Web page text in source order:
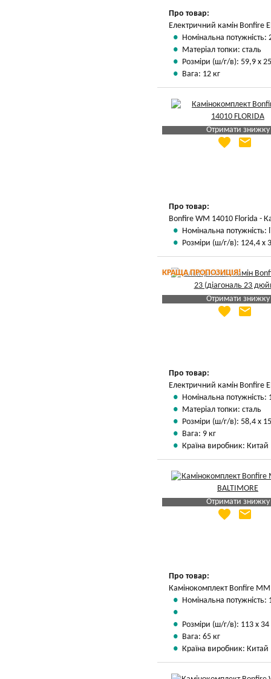
Про товар:
Електричний камін Bonfire
Номінальна потужність:
Матеріал топки: сталь
Розміри (ш/г/в): 59,9 х
Вага: 12 кг
Отримати знижку
Яка Ваша ціна
favorite email
Про товар:
Bonfire WM 14010 Florida -
Номінальна потужність:
Розміри (ш/г/в): 124,4 х
КРАЩА ПРОПОЗИЦІЯ!
Отримати знижку
Яка Ваша ціна
favorite email
Про товар:
Електричний камін Bonfire
Номінальна потужність:
Матеріал топки: сталь
Розміри (ш/г/в): 58,4 х
Вага: 9 кг
Країна виробник: Китай
Отримати знижку
Яка Ваша ціна
favorite email
Про товар:
Камінокомплект Bonfire
Номінальна потужність:
Розміри (ш/г/в): 113 х
Вага: 65 кг
Країна виробник: Китай